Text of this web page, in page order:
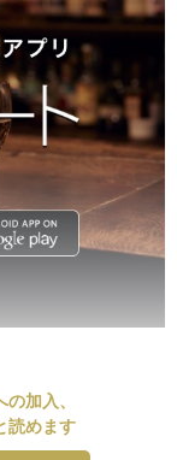
加入、
読めます